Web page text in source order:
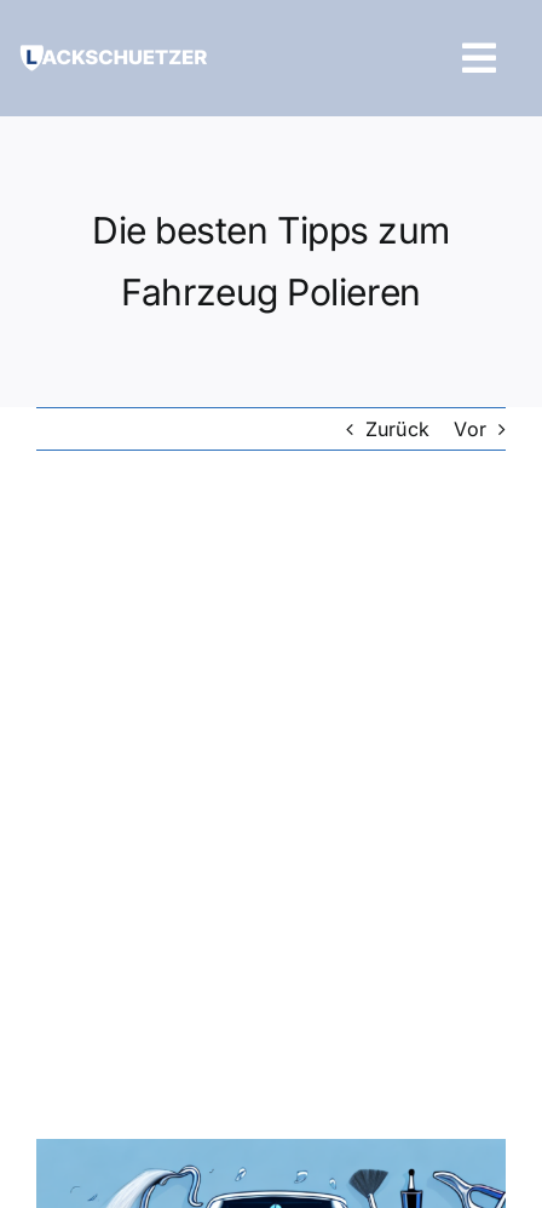
Inhalt
Die besten Tipps zum
Fahrzeug Polieren
Zurück Vor
grösseres